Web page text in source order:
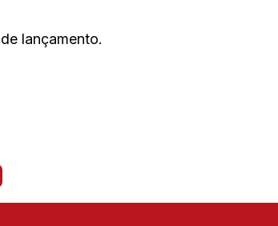
lançamento.